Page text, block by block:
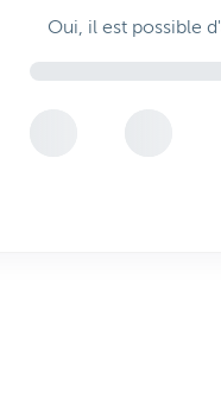
Oui, il est possible